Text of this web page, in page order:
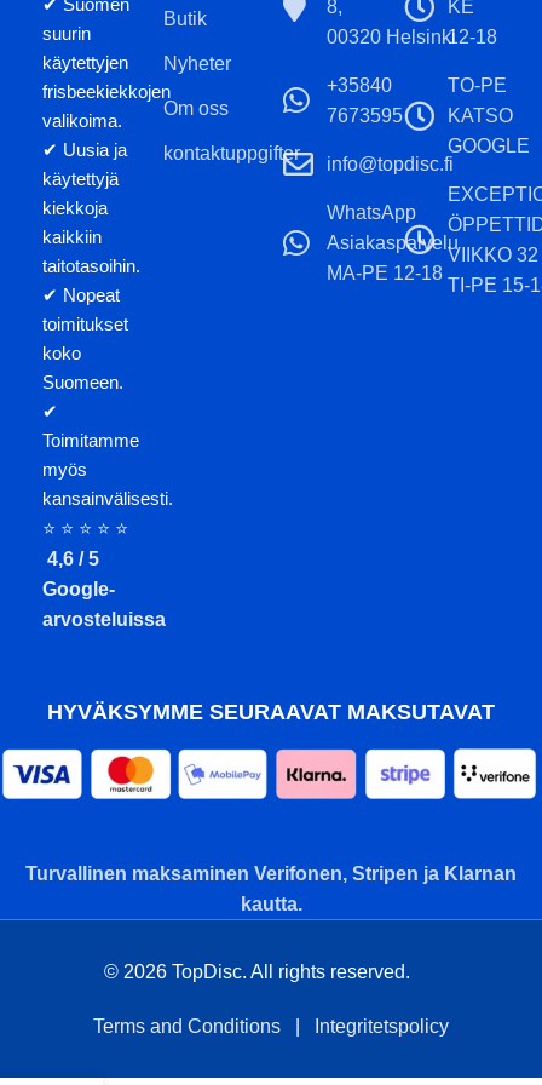
Tillverkad i Italien erbjuder
utmärkt flygprestanda och
förstklassig hållbarhet. Metal
Flake-effekten lägger till små
metallbitar till plasten, vilket ger
en elegant gnistra till skivan.
Observera att nyansen på
produktbilden.
suurin
käytettyjen
frisbeekiekkojen
valikoima.
✔ Uusia ja
käytettyjä
kiekkoja
kaikkiin
taitotasoihin.
✔ Nopeat
toimitukset
koko
Suomeen.
✔
Toimitamme
myös
kansainvälisesti.
⭐ ⭐ ⭐ ⭐ ⭐
4,6 / 5
Google-
arvosteluissa
Butik
Nyheter
Om oss
kontaktuppgifter
8,
00320 Helsinki
+35840
7673595
info@topdisc.fi
WhatsApp
Asiakaspalvelu
MA-PE 12-18
KE
12-18
TO-PE
KATSO
GOOGLE
VIIKKO 32
TI-PE 15-
HYVÄKSYMME SEURAAVAT MAKSUTAVAT
Turvallinen maksaminen Verifonen, Stripen ja Klarnan
kautta.
© 2026 TopDisc. All rights reserved.
Terms and Conditions Integritetspolicy